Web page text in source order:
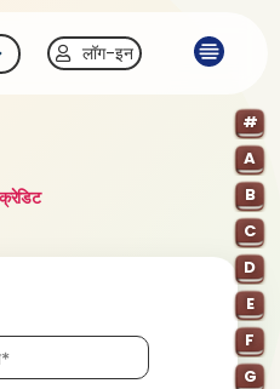
लॉग-इन
#
A
B
C
D
E
F
G